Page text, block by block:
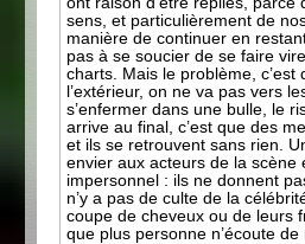
sens, et particulièrement de
manière de continuer en
pas à se soucier de se faire
charts. Mais le problème, c’est
l’extérieur, on ne va pas vers
s’enfermer dans une bulle, le
arrive au final, c’est que des
et ils se retrouvent sans rien.
envier aux acteurs de la scène
impersonnel : ils ne donnent
n’y a pas de culte de la
coupe de cheveux ou de leurs
que plus personne n’écoute de